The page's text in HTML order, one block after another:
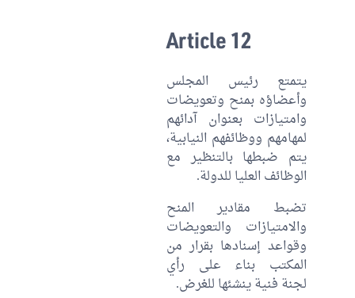
Article 12
يتمتع رئيس المجلس
وأعضاؤه بمنح وتعويضات
وامتيازات بعنوان آدائهم
لمهامهم ووظائفهم النيابية،
يتم ضبطها بالتنظير مع
الوظائف العليا للدولة.
تضبط مقادير المنح
والامتيازات والتعويضات
وقواعد إسنادها بقرار من
المكتب بناء على رأي
لجنة فنية ينشئها للغرض.